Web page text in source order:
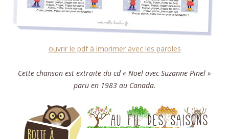
ouvrir le pdf à imprimer avec les paroles
Cette chanson est extraite du cd « Noël avec Suzanne Pinel »
paru en 1983 au Canada.